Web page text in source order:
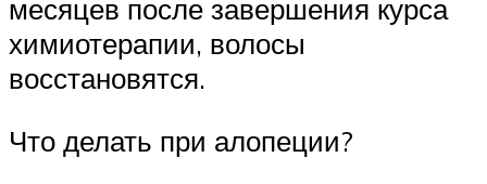
месяцев после завершения курса
химиотерапии, волосы
восстановятся.
Что делать при алопеции?